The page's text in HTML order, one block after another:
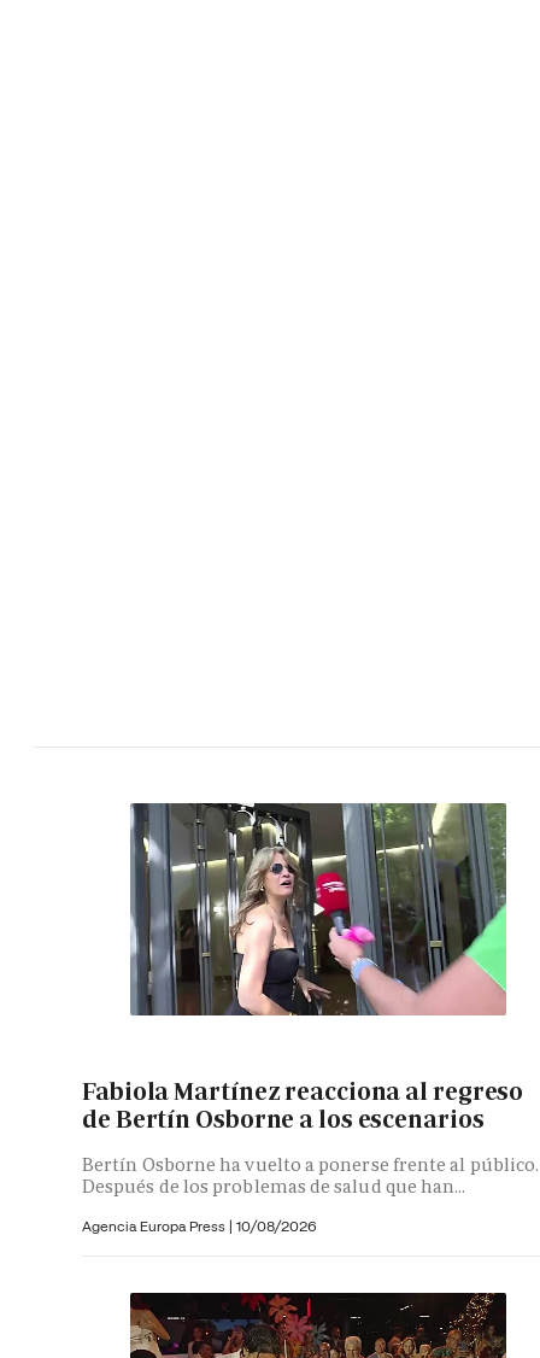
Fabiola Martínez reacciona al regreso
de Bertín Osborne a los escenarios
Bertín Osborne ha vuelto a ponerse frente al público.
Después de los problemas de salud que han...
Agencia Europa Press | 10/08/2026